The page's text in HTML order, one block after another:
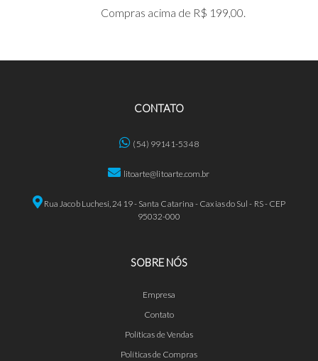
Compras acima de R$ 199,00.
CONTATO
(54) 99141-5348
litoarte@litoarte.com.br
Rua Jacob Luchesi, 2419 - Santa Catarina - Caxias do Sul - RS - CEP
95032-000
SOBRE NÓS
Empresa
Contato
Políticas de Vendas
Políticas de Compras